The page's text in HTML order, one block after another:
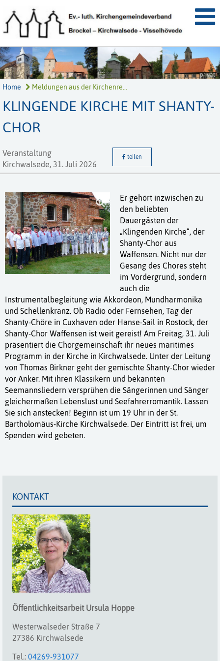
privat
Home Meldungen aus der Kirchenre...
KLINGENDE KIRCHE MIT SHANTY-
CHOR
Veranstaltung
Kirchwalsede, 31. Juli 2026
teilen
Er gehört inzwischen zu
den beliebten
Dauergästen der
„Klingenden Kirche“, der
Shanty-Chor aus
Waffensen. Nicht nur der
Gesang des Chores steht
im Vordergrund, sondern
auch die
Instrumentalbegleitung wie Akkordeon, Mundharmonika
und Schellenkranz. Ob Radio oder Fernsehen, Tag der
Shanty-Chöre in Cuxhaven oder Hanse-Sail in Rostock, der
Shanty-Chor Waffensen ist weit gereist! Am Freitag, 31. Juli
präsentiert die Chorgemeinschaft ihr neues maritimes
Programm in der Kirche in Kirchwalsede. Unter der Leitung
von Thomas Birkner geht der gemischte Shanty-Chor wieder
vor Anker. Mit ihren Klassikern und bekannten
Seemannsliedern versprühen die Sängerinnen und Sänger
gleichermaßen Lebenslust und Seefahrerromantik. Lassen
Sie sich anstecken! Beginn ist um 19 Uhr in der St.
Bartholomäus-Kirche Kirchwalsede. Der Eintritt ist frei, um
Spenden wird gebeten.
KONTAKT
Öffentlichkeitsarbeit Ursula Hoppe
Westerwalseder Straße 7
27386 Kirchwalsede
Tel.: 04269-931077